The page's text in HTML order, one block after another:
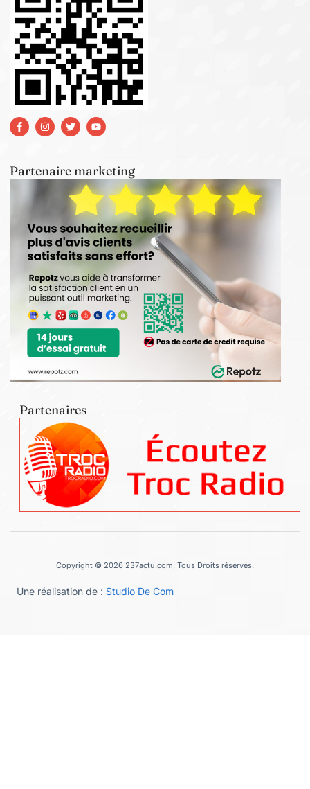
Partenaire marketing
Partenaires
Copyright © 2026 237actu.com, Tous Droits réservés.
Une réalisation de : Studio De Com